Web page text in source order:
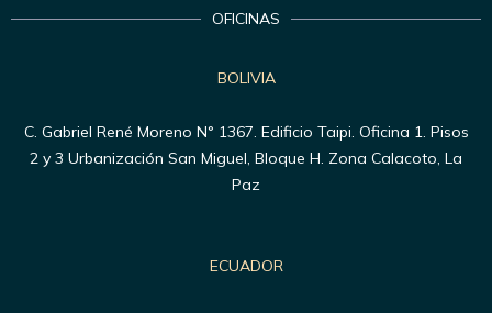
OFICINAS
BOLIVIA
C. Gabriel René Moreno N° 1367. Edificio Taipi. Oficina 1. Pisos
2 y 3 Urbanización San Miguel, Bloque H. Zona Calacoto, La
Paz
ECUADOR